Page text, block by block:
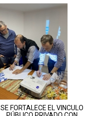
SE FORTALECE EL VINCULO